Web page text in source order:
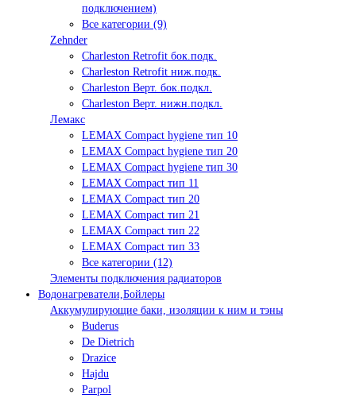
подключением)
Все категории (9)
Zehnder
Charleston Retrofit бок.подк.
Charleston Retrofit ниж.подк.
Charleston Верт. бок.подкл.
Charleston Верт. нижн.подкл.
Лемакс
LEMAX Compact hygiene тип 10
LEMAX Compact hygiene тип 20
LEMAX Compact hygiene тип 30
LEMAX Compact тип 11
LEMAX Compact тип 20
LEMAX Compact тип 21
LEMAX Compact тип 22
LEMAX Compact тип 33
Все категории (12)
Элементы подключения радиаторов
Водонагреватели,Бойлеры
Аккумулирующие баки, изоляции к ним и тэны
Buderus
De Dietrich
Drazice
Hajdu
Parpol